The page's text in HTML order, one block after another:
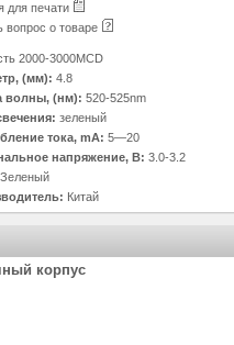
для печати
вопрос о товаре
2000-3000MCD
(мм): 4.8
волны, (нм): 520-525nm
зеленый
тока, mA: 5—20
напряжение, В: 3.0-3.2
Зеленый
Китай
корпус